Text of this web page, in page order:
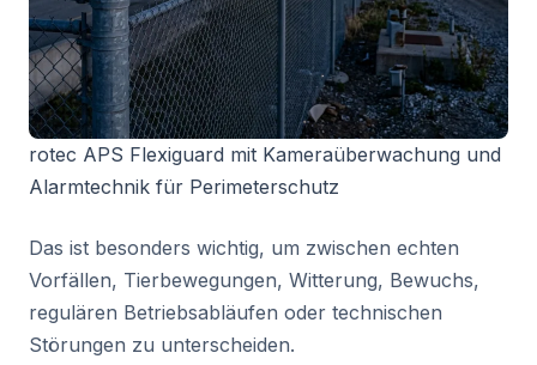
rotec APS Flexiguard mit Kameraüberwachung und
Alarmtechnik für Perimeterschutz
Das ist besonders wichtig, um zwischen echten
Vorfällen, Tierbewegungen, Witterung, Bewuchs,
regulären Betriebsabläufen oder technischen
Störungen zu unterscheiden.